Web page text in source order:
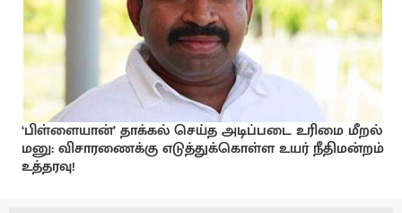
‘பிள்ளையான்’ தாக்கல் செய்த அடிப்படை உரிமை மீறல்
மனு: விசாரணைக்கு எடுத்துக்கொள்ள உயர் நீதிமன்றம்
உத்தரவு!